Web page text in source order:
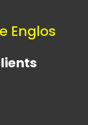
Englos